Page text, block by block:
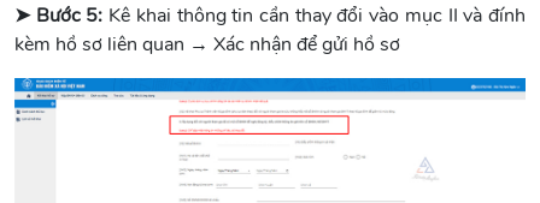
➤ Bước 5: Kê khai thông tin cần thay đổi vào mục II và đính
kèm hồ sơ liên quan → Xác nhận để gửi hồ sơ